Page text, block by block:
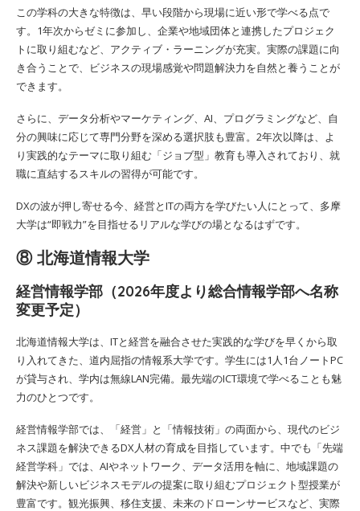
この学科の大きな特徴は、早い段階から現場に近い形で学べる点で
す。1年次からゼミに参加し、企業や地域団体と連携したプロジェク
トに取り組むなど、アクティブ・ラーニングが充実。実際の課題に向
き合うことで、ビジネスの現場感覚や問題解決力を自然と養うことが
できます。
さらに、データ分析やマーケティング、AI、プログラミングなど、自
分の興味に応じて専門分野を深める選択肢も豊富。2年次以降は、よ
り実践的なテーマに取り組む「ジョブ型」教育も導入されており、就
職に直結するスキルの習得が可能です。
DXの波が押し寄せる今、経営とITの両方を学びたい人にとって、多摩
大学は“即戦力”を目指せるリアルな学びの場となるはずです。
⑧ 北海道情報大学
経営情報学部（2026年度より総合情報学部へ名称
変更予定）
北海道情報大学は、ITと経営を融合させた実践的な学びを早くから取
り入れてきた、道内屈指の情報系大学です。学生には1人1台ノートPC
が貸与され、学内は無線LAN完備。最先端のICT環境で学べることも魅
力のひとつです。
経営情報学部では、「経営」と「情報技術」の両面から、現代のビジ
ネス課題を解決できるDX人材の育成を目指しています。中でも「先端
経営学科」では、AIやネットワーク、データ活用を軸に、地域課題の
解決や新しいビジネスモデルの提案に取り組むプロジェクト型授業が
豊富です。観光振興、移住支援、未来のドローンサービスなど、実際